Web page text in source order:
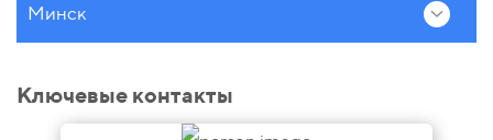
Минск
Ключевые контакты